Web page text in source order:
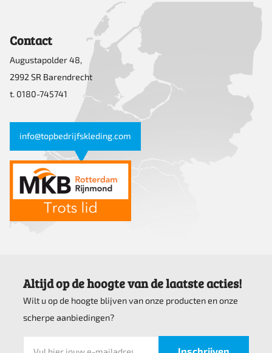
Contact
Augustapolder 48,
2992 SR Barendrecht
t. 0180-745741
info@topbedrijfskleding.com
Altijd op de hoogte van de laatste acties!
Wilt u op de hoogte blijven van onze producten en onze
scherpe aanbiedingen?